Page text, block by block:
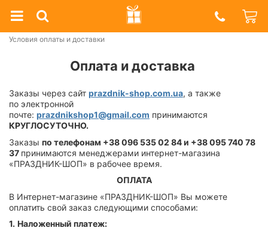
Prazdnik
Shop
Условия оплаты и доставки
Оплата и доставка
Заказы через сайт prazdnik-shop.com.ua, а также
по электронной
почте: prazdnikshop1@gmail.com принимаются
КРУГЛОСУТОЧНО.
Заказы по телефонам +38 096 535 02 84 и +38 095 740 78
37 принимаются менеджерами интернет-магазина
«ПРАЗДНИК-ШОП» в рабочее время.
ОПЛАТА
В Интернет-магазине «ПРАЗДНИК-ШОП» Вы можете
оплатить свой заказ следующими способами:
1. Наложенный платеж: